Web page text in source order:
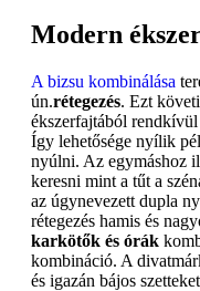
Modern
A bizsu kombinálása
ún.rétegezés. Ezt
ékszerfajtából
Így lehetősége nyílik
nyúlni. Az egymáshoz
keresni mint a tűt a
az úgynevezett dupla
rétegezés hamis és
karkötők és órák
kombináció. A
és igazán bájos